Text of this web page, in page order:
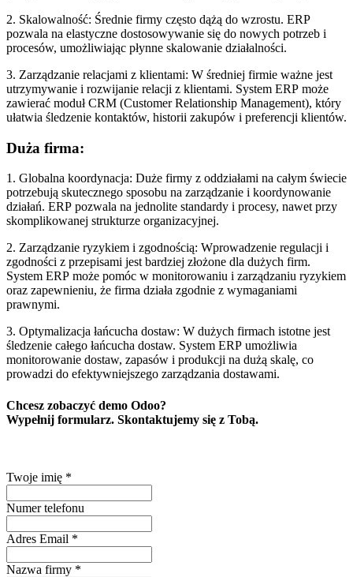
2. Skalowalność: Średnie firmy często dążą do wzrostu. ERP
pozwala na elastyczne dostosowywanie się do nowych potrzeb i
procesów, umożliwiając płynne skalowanie działalności.
3. Zarządzanie relacjami z klientami: W średniej firmie ważne jest
utrzymywanie i rozwijanie relacji z klientami. System ERP może
zawierać moduł CRM (Customer Relationship Management), który
ułatwia śledzenie kontaktów, historii zakupów i preferencji klientów.
Duża firma:
1. Globalna koordynacja: Duże firmy z oddziałami na całym świecie
potrzebują skutecznego sposobu na zarządzanie i koordynowanie
działań. ERP pozwala na jednolite standardy i procesy, nawet przy
skomplikowanej strukturze organizacyjnej.
2. Zarządzanie ryzykiem i zgodnością: Wprowadzenie regulacji i
zgodności z przepisami jest bardziej złożone dla dużych firm.
System ERP może pomóc w monitorowaniu i zarządzaniu ryzykiem
oraz zapewnieniu, że firma działa zgodnie z wymaganiami
prawnymi.
3. Optymalizacja łańcucha dostaw: W dużych firmach istotne jest
śledzenie całego łańcucha dostaw. System ERP umożliwia
monitorowanie dostaw, zapasów i produkcji na dużą skalę, co
prowadzi do efektywniejszego zarządzania dostawami.
Chcesz zobaczyć demo Odoo?
Wypełnij formularz. Skontaktujemy się z Tobą.
Twoje imię *
Numer telefonu
Adres Email *
Nazwa firmy *